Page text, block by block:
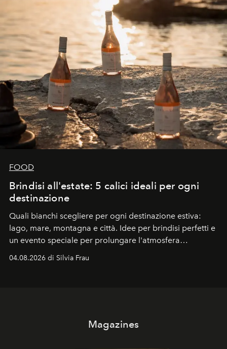
FOOD
Brindisi all'estate: 5 calici ideali per ogni
destinazione
Quali bianchi scegliere per ogni destinazione estiva:
lago, mare, montagna e città. Idee per brindisi perfetti e
un evento speciale per prolungare l'atmosfera
04.08.2026 di Silvia Frau
Magazines